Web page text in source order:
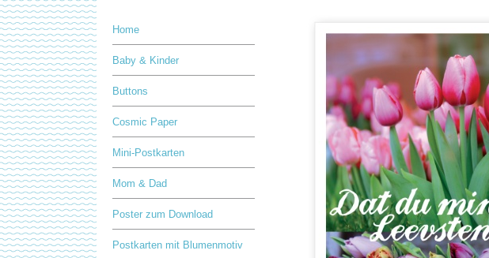
Home
Baby & Kinder
Buttons
Cosmic Paper
Mini-Postkarten
Mom & Dad
Poster zum Download
Postkarten mit Blumenmotiv